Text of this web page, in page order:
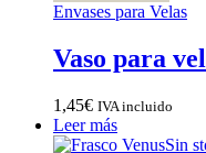
Envases para Velas
Vaso para
1,45€ IVA incluido
Leer más
Sin